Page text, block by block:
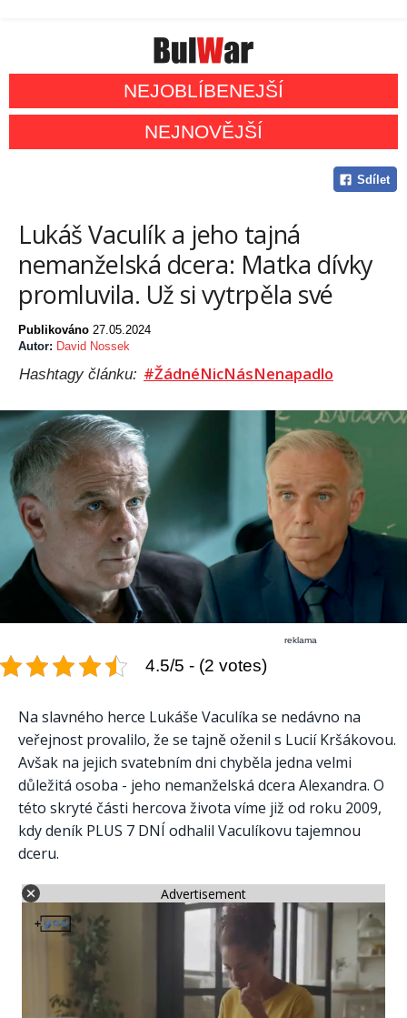
NEJOBLÍBENEJŠÍ
NEJNOVĚJŠÍ
Sdílet
Lukáš Vaculík a jeho tajná
nemanželská dcera: Matka dívky
promluvila. Už si vytrpěla své
Publikováno 27.05.2024
Autor: David Nossek
Hashtagy článku: #ŽádnéNicNásNenapadlo
reklama
4.5/5 - (2 votes)
Na slavného herce Lukáše Vaculíka se nedávno na
veřejnost provalilo, že se tajně oženil s Lucií Kršákovou.
Avšak na jejich svatebním dni chyběla jedna velmi
důležitá osoba - jeho nemanželská dcera Alexandra. O
této skryté části hercova života víme již od roku 2009,
kdy deník PLUS 7 DNÍ odhalil Vaculíkovu tajemnou
dceru.
Advertisement